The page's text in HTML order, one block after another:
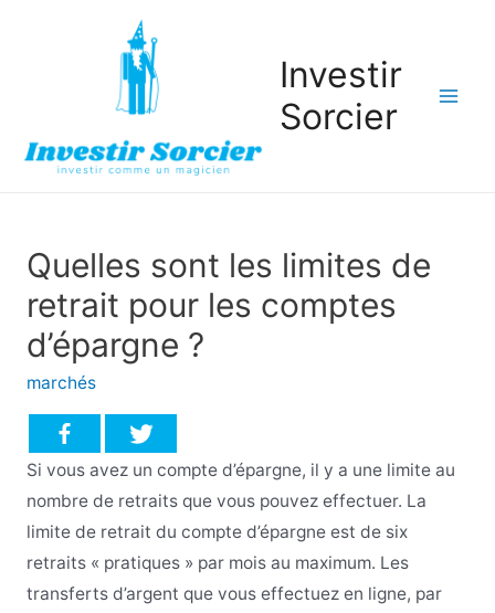
Investir
Sorcier
Quelles sont les limites de
retrait pour les comptes
d’épargne ?
marchés
Si vous avez un compte d’épargne, il y a une limite au
nombre de retraits que vous pouvez effectuer. La
limite de retrait du compte d’épargne est de six
retraits « pratiques » par mois au maximum. Les
transferts d’argent que vous effectuez en ligne, par